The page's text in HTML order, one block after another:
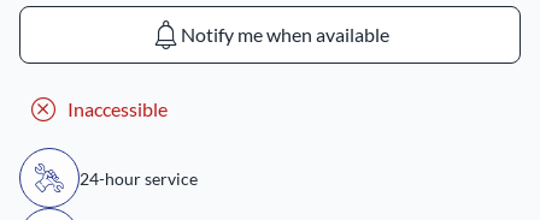
Notify me when available
Inaccessible
24-hour service